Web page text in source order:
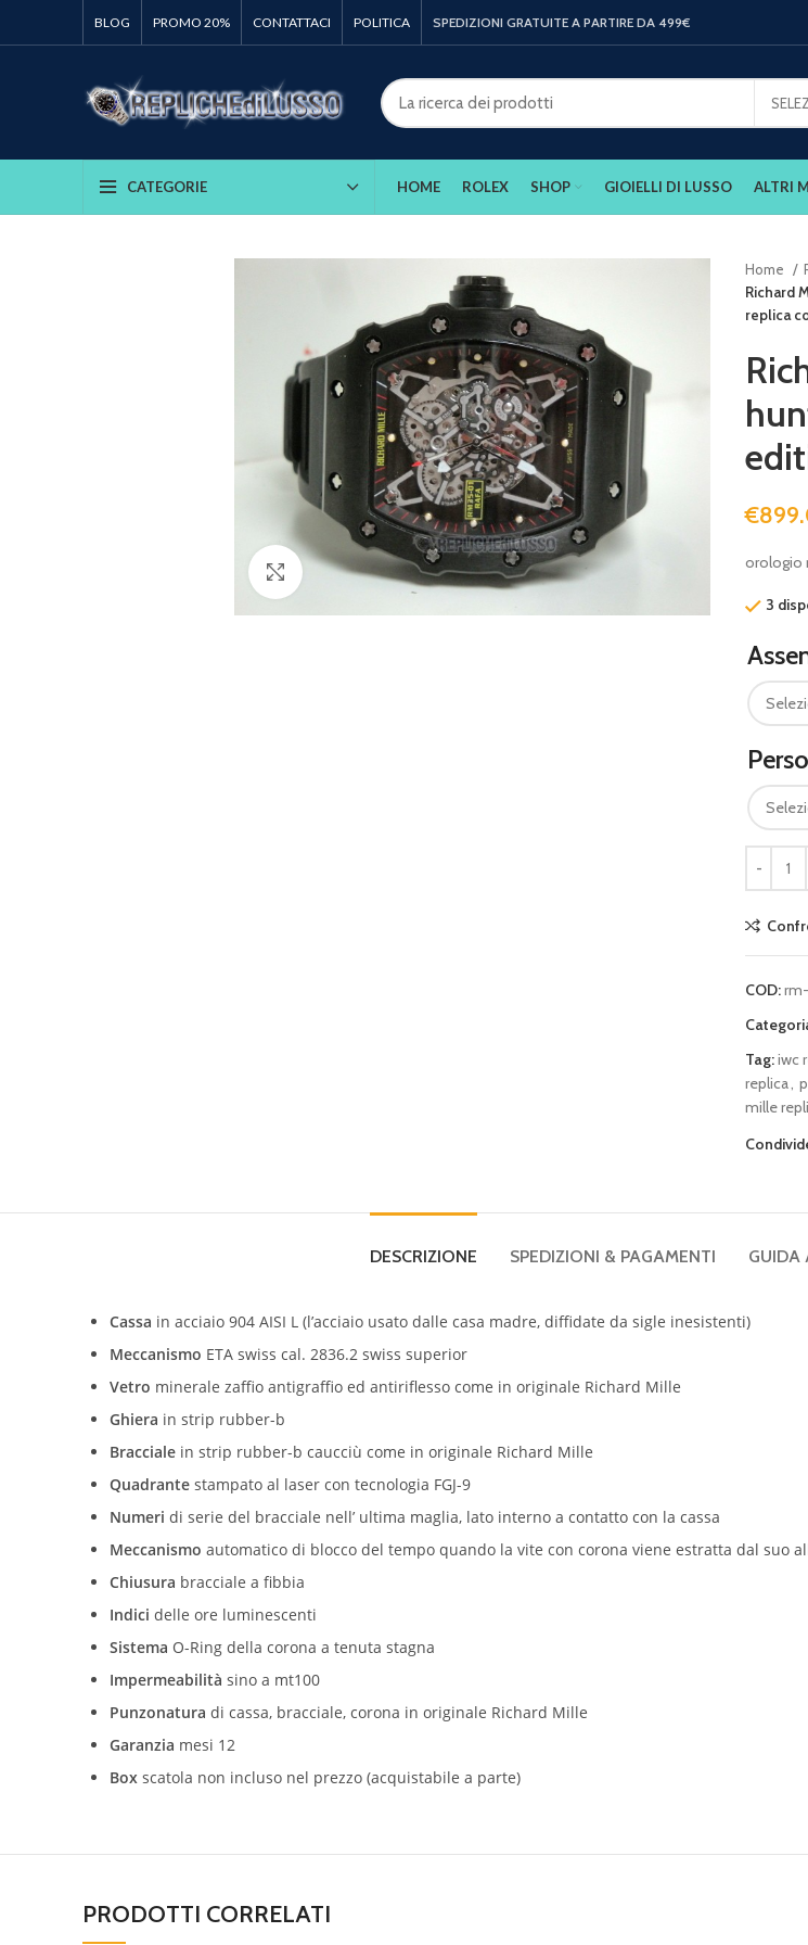
BLOG PROMO 20% CONTATTACI POLITICA SPEDIZIONI GRATUITE A PARTIRE DA 499€
CATEGORIE HOME ROLEX SHOP GIOIELLI DI LUSSO ALTRI
Clicca per ingrandire
Home
Richard
replica
€
orologio
3
COD:
Tag:iwc
replica
mille
DESCRIZIONE SPEDIZIONI & PAGAMENTI GUIDA
Cassa in acciaio 904 AISI L (l’acciaio usato dalle casa madre, diffidate da sigle inesistenti)
Meccanismo ETA swiss cal. 2836.2 swiss superior
Vetro minerale zaffio antigraffio ed antiriflesso come in originale Richard Mille
Ghiera in strip rubber-b
Bracciale in strip rubber-b caucciù come in originale Richard Mille
Quadrante stampato al laser con tecnologia FGJ-9
Numeri di serie del bracciale nell’ ultima maglia, lato interno a contatto con la cassa
Meccanismo automatico di blocco del tempo quando la vite con corona viene estratta dal suo
Chiusura bracciale a fibbia
Indici delle ore luminescenti
Sistema O-Ring della corona a tenuta stagna
Impermeabilità sino a mt100
Punzonatura di cassa, bracciale, corona in originale Richard Mille
Garanzia mesi 12
Box scatola non incluso nel prezzo (acquistabile a parte)
PRODOTTI CORRELATI